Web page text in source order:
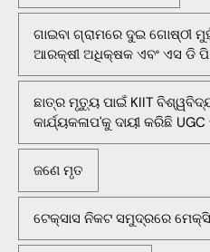
ଗାଇବା ଗ୍ରାମରେ ଦୁଇ ଗୋଷ୍ଠୀ
ଆରକ୍ଷୀ ଅଧିକ୍ଷକ ଏବଂ ଏସ ଡି
ଛାତ୍ର ମୃତ୍ୟୁ ପାଇଁ KIIT
କାର୍ଯ୍ୟକଳାପ'କୁ ଦାୟୀ କରିଛି
ଜଣେ ମୃତ
ଟେକ୍ସାସ ନିକଟ ସମୁଦ୍ରରେ